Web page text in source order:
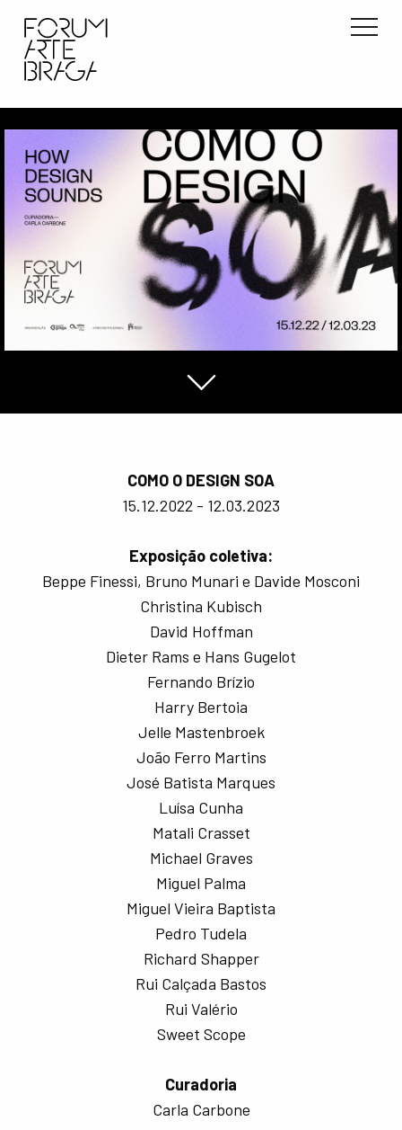
início exposições atividades info
contactos
en
COMO O DESIGN SOA
15.12.2022 - 12.03.2023
Exposição coletiva:
Beppe Finessi, Bruno Munari e Davide Mosconi
Christina Kubisch
David Hoffman
Dieter Rams e Hans Gugelot
Fernando Brízio
Harry Bertoia
Jelle Mastenbroek
João Ferro Martins
José Batista Marques
Luísa Cunha
Matali Crasset
Michael Graves
Miguel Palma
Miguel Vieira Baptista
Pedro Tudela
Richard Shapper
Rui Calçada Bastos
Rui Valério
Sweet Scope
Curadoria
Carla Carbone